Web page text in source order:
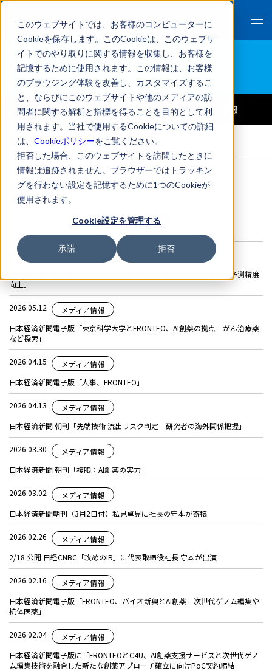
このウェブサイトでは、お客様のコンピューターに
Cookieを保存します。このCookieは、このウェブサ
イトでのやり取りに関する情報を収集し、お客様を
記憶するために使用されます。この情報は、お客様
のブラウジング体験を改善し、カスタマイズするこ
と、ならびにこのウェブサイトや他のメディアの訪
問者に関する解析と指標を得ることを目的として利
用されます。当社で使用するCookieについての詳細
は、 Cookieポリシーをご覧ください。
拒否した場合、このウェブサイトを訪問したときに
情報は追跡されません。ブラウザーではトラッキン
グを行わない設定を記憶するために1つのCookieが
使用されます。
Cookie設定を管理する
承諾 拒否
ニュース
ALL プレスリリース お知らせ メディア情報
HOME>ニュース>メディア情報
「メディア情報」の記事一覧
2026.05.19
メディア情報
日本経済新聞電子版「FRONTEO、AI創薬拠点を開設 データ蓄積で予測精度
向上」
2026.05.12
メディア情報
日本経済新聞電子版「東京科学大学とFRONTEO、AI創薬の拠点 がん治療薬
など探索」
2026.04.15
メディア情報
日本経済新聞電子版「人事、FRONTEO」
2026.04.13
メディア情報
日本経済新聞 朝刊「先端技術 流出リスク判定 研究者の海外関係把握」
2026.03.30
メディア情報
日本経済新聞 朝刊「複眼：AI創薬の実力」
2026.03.02
メディア情報
日本経済新聞朝刊（3月2日付）私見卓見に社長の守本が寄稿
2026.02.26
メディア情報
2/18 公開 日経CNBC「攻めのIR」に代表取締役社長 守本が出演
2026.02.16
メディア情報
日本経済新聞電子版「FRONTEO、バイオ新興とAI創薬 次世代ゲノム編集や
抗体医薬」
2026.02.04
メディア情報
日本経済新聞電子版に「FRONTEOとC4U、AI創薬支援サービスと次世代ゲノ
ム編集技術を融合した新たな創薬アプローチ確立に向けPoC契約締結」